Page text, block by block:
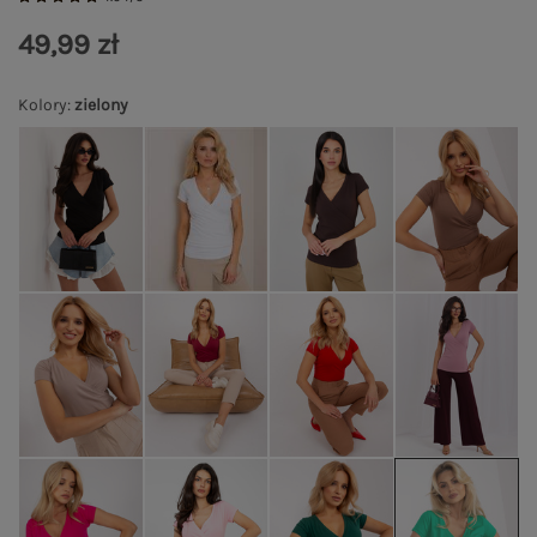
Kolory:zielony
49,99 zł